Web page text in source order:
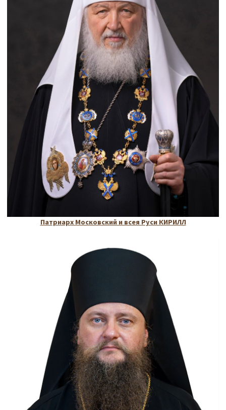
Патриарх Московский и всея Руси КИРИЛЛ